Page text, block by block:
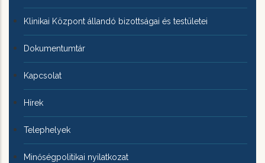
Klinikai Központ állandó bizottságai és testületei
Dokumentumtár
Kapcsolat
Hírek
Telephelyek
Minőségpolitikai nyilatkozat